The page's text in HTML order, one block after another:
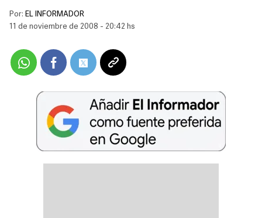
Por: EL INFORMADOR
11 de noviembre de 2008 - 20:42 hs